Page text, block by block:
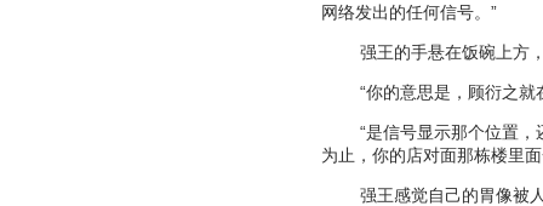
网络发出的任何信号。 ”
强王的手悬在饭碗上方
“你的意思是，顾衍之就
“是信号显示那个位置，
为止，你的店对面那栋楼里
强王感觉自己的胃像被